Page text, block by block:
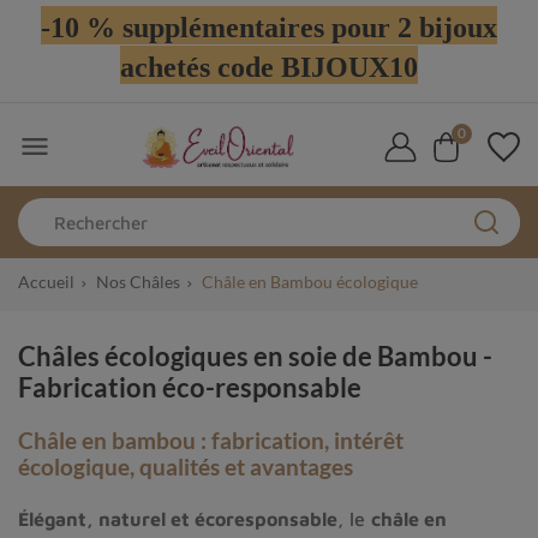
-10 % supplémentaires pour 2 bijoux
achetés code BIJOUX10
 0
Accueil Nos Châles Châle en Bambou écologique
Châles écologiques en soie de Bambou -
Fabrication éco-responsable
Châle en bambou : fabrication, intérêt
écologique, qualités et avantages
Élégant, naturel et écoresponsable , le châle en